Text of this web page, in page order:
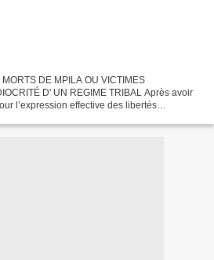
DE MPILA OU VICTIMES
D' UN REGIME TRIBAL Après avoir
l’expression effective des libertés